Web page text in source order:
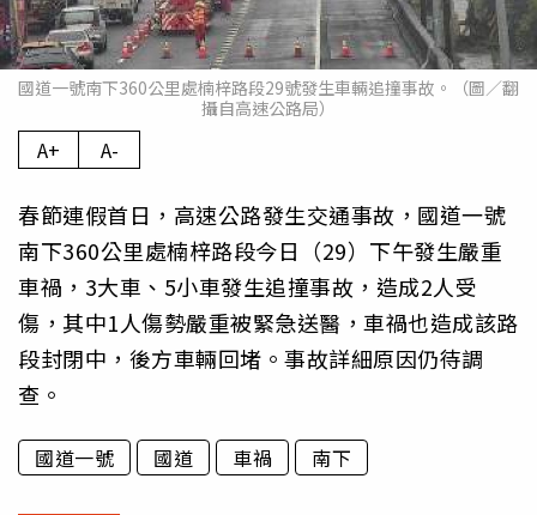
國道一號南下360公里處楠梓路段29號發生車輛追撞事故。（圖／翻
攝自高速公路局）
A+ A-
春節連假首日，高速公路發生交通事故，國道一號
南下360公里處楠梓路段今日（29）下午發生嚴重
車禍，3大車、5小車發生追撞事故，造成2人受
傷，其中1人傷勢嚴重被緊急送醫，車禍也造成該路
段封閉中，後方車輛回堵。事故詳細原因仍待調
查。
國道一號 國道 車禍 南下